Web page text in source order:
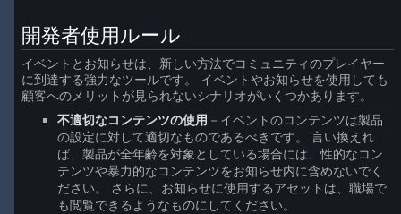
開発者使用ルール
イベントとお知らせは、新しい方法でコミュニティのプレイヤー
に到達する強力なツールです。 イベントやお知らせを使用しても
顧客へのメリットが見られないシナリオがいくつかあります。
不適切なコンテンツの使用 －イベントのコンテンツは製品
の設定に対して適切なものであるべきです。 言い換えれ
ば、製品が全年齢を対象としている場合には、性的なコン
テンツや暴力的なコンテンツをお知らせ内に含めないでく
ださい。 さらに、お知らせに使用するアセットは、職場で
も閲覧できるようなものにしてください。